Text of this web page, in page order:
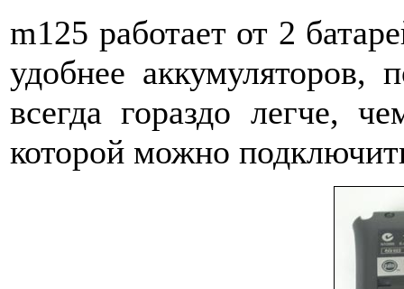
m125 работает от 2
удобнее аккумуляторов,
всегда гораздо легче,
которой можно